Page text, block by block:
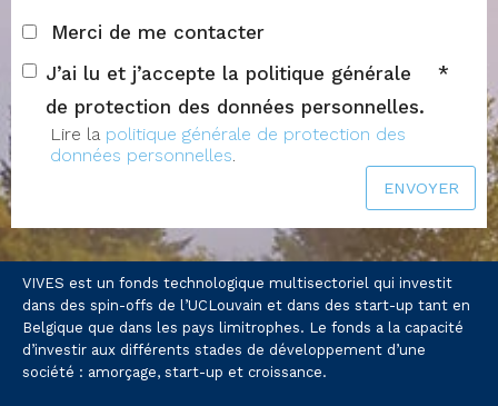
Merci de me contacter
J’ai lu et j’accepte la politique générale
de protection des données personnelles.
Lire la politique générale de protection des
données personnelles.
ENVOYER
VIVES est un fonds technologique multisectoriel qui investit
dans des spin-offs de l’UCLouvain et dans des start-up tant en
Belgique que dans les pays limitrophes. Le fonds a la capacité
d’investir aux différents stades de développement d’une
société : amorçage, start-up et croissance.